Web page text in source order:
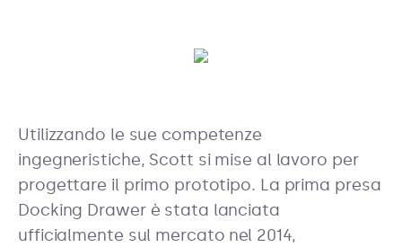
Utilizzando le sue competenze
ingegneristiche, Scott si mise al lavoro per
progettare il primo prototipo. La prima presa
Docking Drawer è stata lanciata
ufficialmente sul mercato nel 2014,